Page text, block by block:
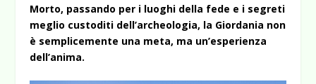
Morto, passando per i luoghi della fede e i segreti
meglio custoditi dell’archeologia, la Giordania non
è semplicemente una meta, ma un’esperienza
dell’anima.